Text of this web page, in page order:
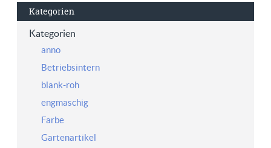
Kategorien
Kategorien
anno
Betriebsintern
blank-roh
engmaschig
Farbe
Gartenartikel